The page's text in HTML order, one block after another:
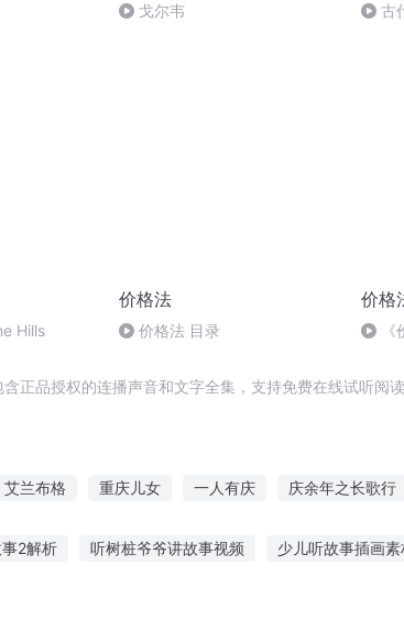
戈尔韦
古
Hills
价格法
价格法 目录
价格
正品授权的连播声音和文字全集，支持免费在线试听阅
艾兰布格 重庆儿女 一人有庆 庆余年之长歌行
2解析 听树桩爷爷讲故事视频 少儿听故事插画素